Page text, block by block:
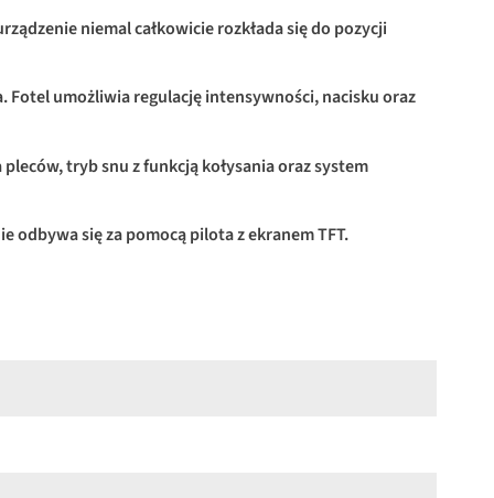
niemal całkowicie rozkłada się do pozycji
Fotel umożliwia regulację intensywności, nacisku oraz
tryb snu z funkcją kołysania oraz system
odbywa się za pomocą pilota z ekranem TFT.